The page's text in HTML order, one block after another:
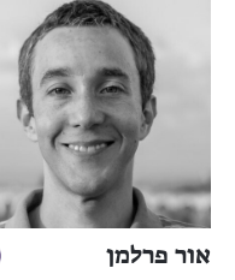
אור פרלמן